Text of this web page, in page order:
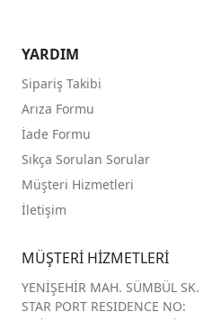
YARDIM
Sipariş Takibi
Arıza Formu
İade Formu
Sıkça Sorulan Sorular
Müşteri Hizmetleri
İletişim
MÜŞTERİ HİZMETLERİ
YENİŞEHİR MAH. SÜMBÜL SK.
STAR PORT RESIDENCE NO: